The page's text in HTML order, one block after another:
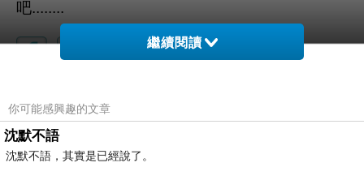
吧........
上一篇：我的半年計畫
下一篇：
繼續閱讀
你可能感興趣的文章
沈默不語
沈默不語，其實是已經說了。